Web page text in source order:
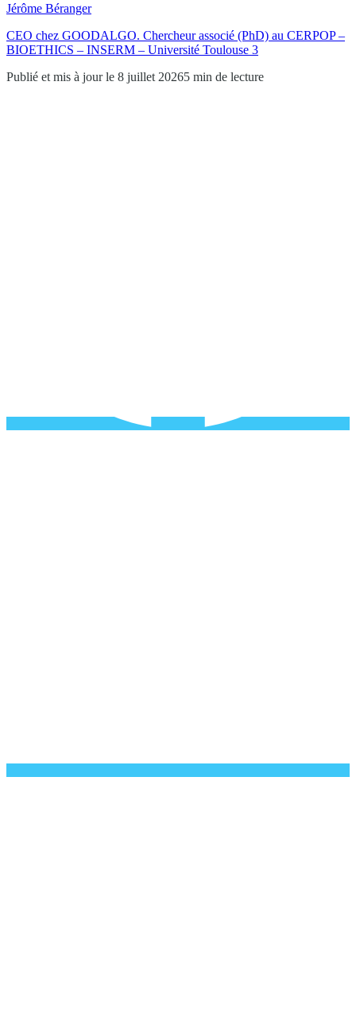
Jérôme Béranger
CEO chez GOODALGO. Chercheur associé (PhD) au CERPOP –
BIOETHICS – INSERM – Université Toulouse 3
Publié et mis à jour le 8 juillet 20265 min de lecture